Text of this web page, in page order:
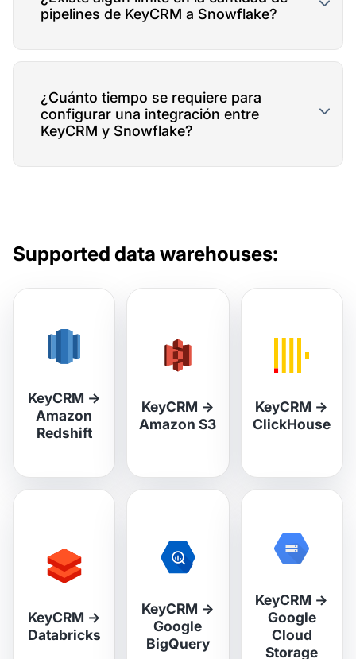
pipelines de KeyCRM a Snowflake?
¿Cuánto tiempo se requiere para
configurar una integración entre
KeyCRM y Snowflake?
Supported data warehouses:
KeyCRM →
Amazon
Redshift
KeyCRM →
Amazon S3
KeyCRM →
ClickHouse
KeyCRM →
Databricks
KeyCRM →
Google
BigQuery
KeyCRM →
Google
Cloud
Storage